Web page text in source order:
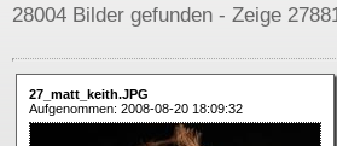
28004 Bilder gefunden - Zeige
27_matt_keith.JPG
Aufgenommen: 2008-08-20 18:09:32